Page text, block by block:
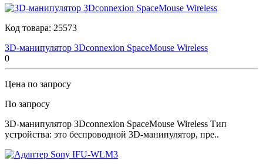
Код товара: 25573
3D-манипулятор 3Dconnexion SpaceMouse Wireless
0
Цена по запросу
По запросу
3D-манипулятор 3Dconnexion SpaceMouse Wireless Тип
устройства: это беспроводной 3D-манипулятор, пре..